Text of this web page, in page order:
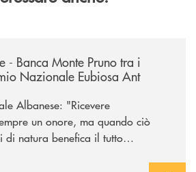
- Banca Monte Pruno tra i
Nazionale Eubiosa Ant
Albanese: "Ricevere
un onore, ma quando ciò
di natura benefica il tutto